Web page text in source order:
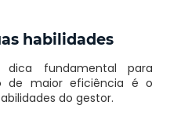
habilidades
fundamental para
de maior eficiência é o
do gestor.